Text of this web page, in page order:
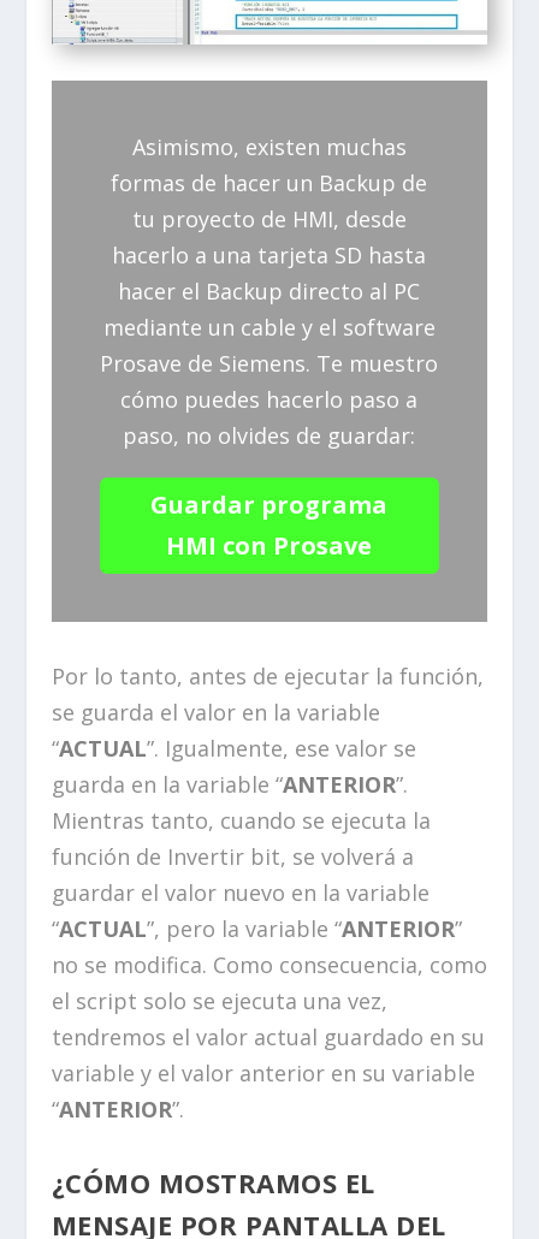
Asimismo, existen muchas
formas de hacer un Backup de
tu proyecto de HMI, desde
hacerlo a una tarjeta SD hasta
hacer el Backup directo al PC
mediante un cable y el software
Prosave de Siemens. Te muestro
cómo puedes hacerlo paso a
paso, no olvides de guardar:
Guardar programa
HMI con Prosave
Por lo tanto, antes de ejecutar la función,
se guarda el valor en la variable
“ACTUAL”. Igualmente, ese valor se
guarda en la variable “ANTERIOR”.
Mientras tanto, cuando se ejecuta la
función de Invertir bit, se volverá a
guardar el valor nuevo en la variable
“ACTUAL”, pero la variable “ANTERIOR”
no se modifica. Como consecuencia, como
el script solo se ejecuta una vez,
tendremos el valor actual guardado en su
variable y el valor anterior en su variable
“ANTERIOR”.
¿CÓMO MOSTRAMOS EL
MENSAJE POR PANTALLA DEL